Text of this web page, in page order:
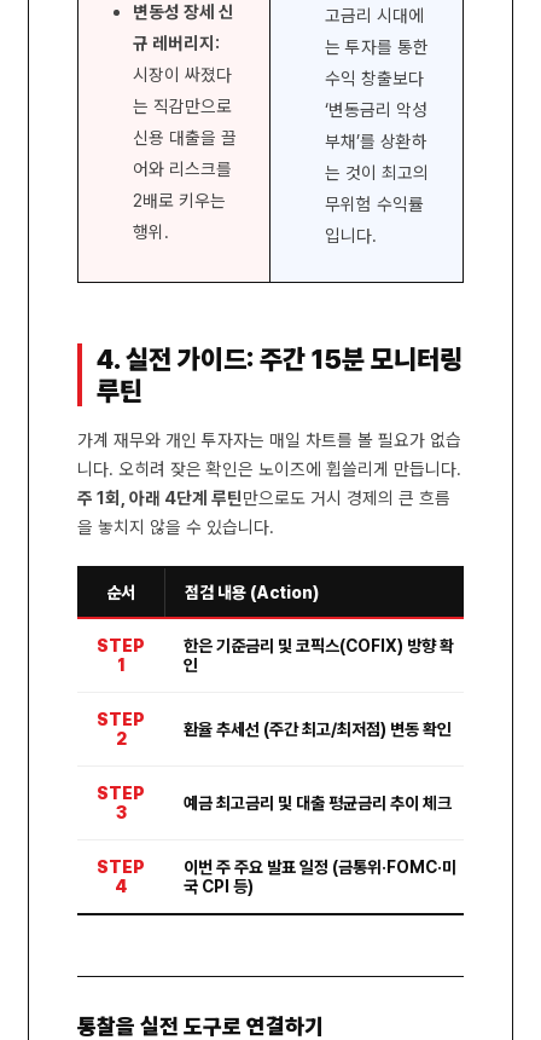
변동성 장세 신
규 레버리지:
시장이 싸졌다
는 직감만으로
신용 대출을 끌
어와 리스크를
2배로 키우는
행위.
고금리 시대에
는 투자를 통한
수익 창출보다
‘변동금리 악성
부채’를 상환하
는 것이 최고의
무위험 수익률
입니다.
4. 실전 가이드: 주간 15분 모니터링
루틴
가계 재무와 개인 투자자는 매일 차트를 볼 필요가 없습
니다. 오히려 잦은 확인은 노이즈에 휩쓸리게 만듭니다.
주 1회, 아래 4단계 루틴만으로도 거시 경제의 큰 흐름
을 놓치지 않을 수 있습니다.
순서 점검 내용 (Action)
STEP
1
한은 기준금리 및 코픽스(COFIX) 방향 확
인
STEP
2
환율 추세선 (주간 최고/최저점) 변동 확인
STEP
3
예금 최고금리 및 대출 평균금리 추이 체크
STEP
4
이번 주 주요 발표 일정 (금통위·FOMC·미
국 CPI 등)
통찰을 실전 도구로 연결하기